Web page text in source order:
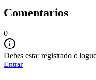
Comentarios
0
Debes estar registrado o
Entrar